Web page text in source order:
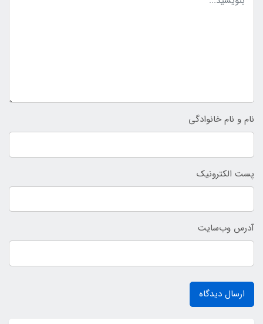
نام و نام خانوادگی
پست الکترونیک
آدرس وب‌سایت
ارسال دیدگاه